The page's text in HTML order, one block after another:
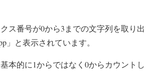
ス番号が0から3までの文字列を取り出
」と表示されています。
基本的に1からではなく0からカウントし